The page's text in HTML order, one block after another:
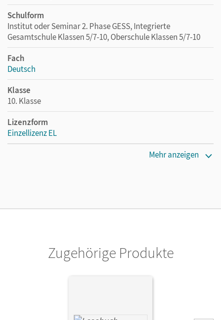
Schulform
Institut oder Seminar 2. Phase GESS, Integrierte
Gesamtschule Klassen 5/7-10, Oberschule Klassen 5/7-10
Fach
Deutsch
Klasse
10. Klasse
Lizenzform
Einzellizenz EL
Mehr anzeigen
Zugehörige Produkte